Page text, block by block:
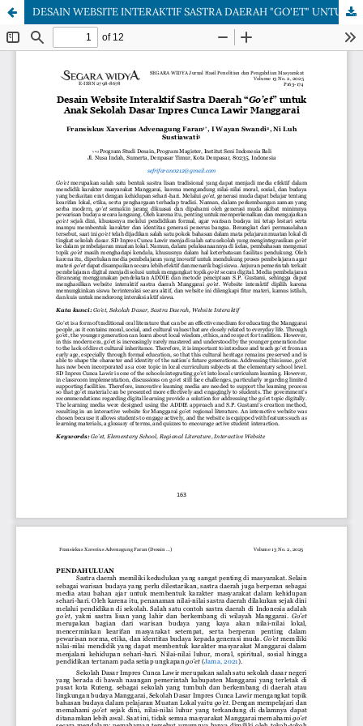
DESAIN WEBSITE INTERAKTIF SASTRA DAERAH "GO'ET" UNTUK ANAK SEKOLAH DASAR INPRES CUNCA LAWIR